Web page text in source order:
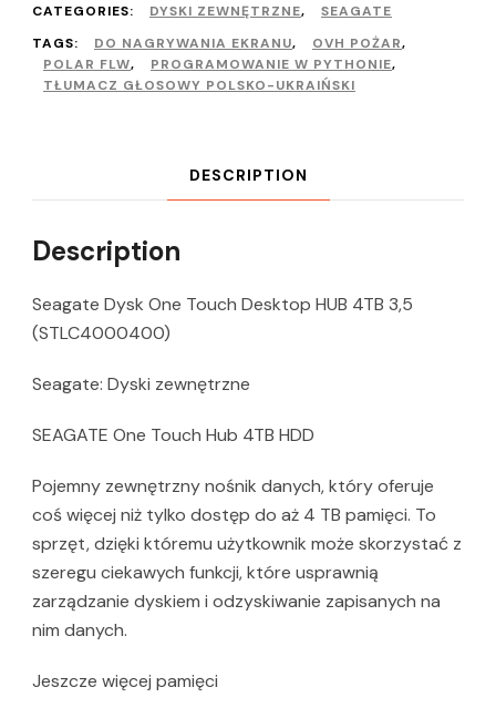
CATEGORIES:
DYSKI ZEWNĘTRZNE,
SEAGATE
TAGS:
DO NAGRYWANIA EKRANU, OVH POŻAR,
POLAR FLW, PROGRAMOWANIE W PYTHONIE,
TŁUMACZ GŁOSOWY POLSKO-UKRAIŃSKI
DESCRIPTION
Description
Seagate Dysk One Touch Desktop HUB 4TB 3,5
(STLC4000400)
Seagate: Dyski zewnętrzne
SEAGATE One Touch Hub 4TB HDD
Pojemny zewnętrzny nośnik danych, który oferuje
coś więcej niż tylko dostęp do aż 4 TB pamięci. To
sprzęt, dzięki któremu użytkownik może skorzystać z
szeregu ciekawych funkcji, które usprawnią
zarządzanie dyskiem i odzyskiwanie zapisanych na
nim danych.
Jeszcze więcej pamięci